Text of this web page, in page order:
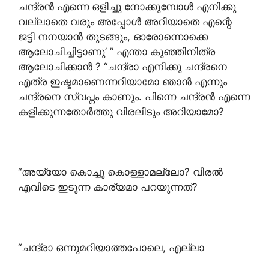
ചന്ദ്രൻ എന്നെ ഒളിച്ചു നോക്കുമ്പോൾ എനിക്കു
വല്ലാതെ വരും അപ്പോൾ അറിയാതെ എന്റെ
ജട്ടി നനയാൻ തുടങ്ങും, ഓരോന്നൊക്കെ
ആലോചിച്ചിട്ടാണു’ ” എന്താ കുഞ്ഞിനിത്ര
ആലോചിക്കാൻ ? “ചന്ദ്രാ എനിക്കു ചന്ദ്രനെ
എത്ര ഇഷ്ടമാണെന്നറിയാമോ ഞാൻ എന്നും
ചന്ദ്രനെ സ്വപ്നം കാണും. പിന്നെ ചന്ദ്രൻ എന്നെ
കളിക്കുന്നതോർത്തു വിരലിടും അറിയാമോ?
“അയ്യോ കൊച്ചു കൊള്ളാമല്ലോ? വിരൽ
എവിടെ ഇടുന്ന കാര്യമാ പറയുന്നത്?
“ചന്ദ്രാ ഒന്നുമറിയാത്തപോലെ, എല്ലാ